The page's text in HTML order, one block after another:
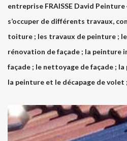
entreprise FRAISSE David
s’occuper de différents travaux,
toiture ; les travaux de peinture ;
rénovation de façade ; la peinture
façade ; le nettoyage de façade ;
la peinture et le décapage de volet